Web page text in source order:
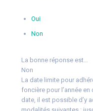
Oui
Non
La bonne réponse est…
Non
La date limite pour
foncière pour l’année
date, il est possible d’y